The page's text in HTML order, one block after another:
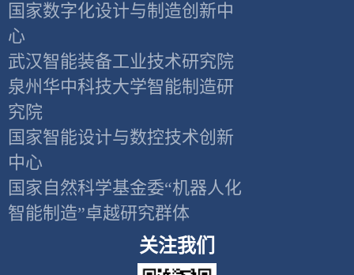
国家数字化设计与制造创新中
心
武汉智能装备工业技术研究院
泉州华中科技大学智能制造研
究院
国家智能设计与数控技术创新
中心
国家自然科学基金委“机器人化
智能制造”卓越研究群体
关注我们